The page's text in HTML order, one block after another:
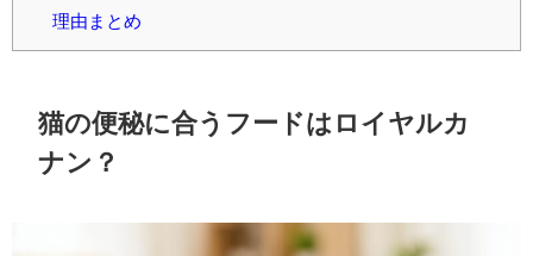
理由まとめ
猫の便秘に合うフードはロイヤルカ
ナン？